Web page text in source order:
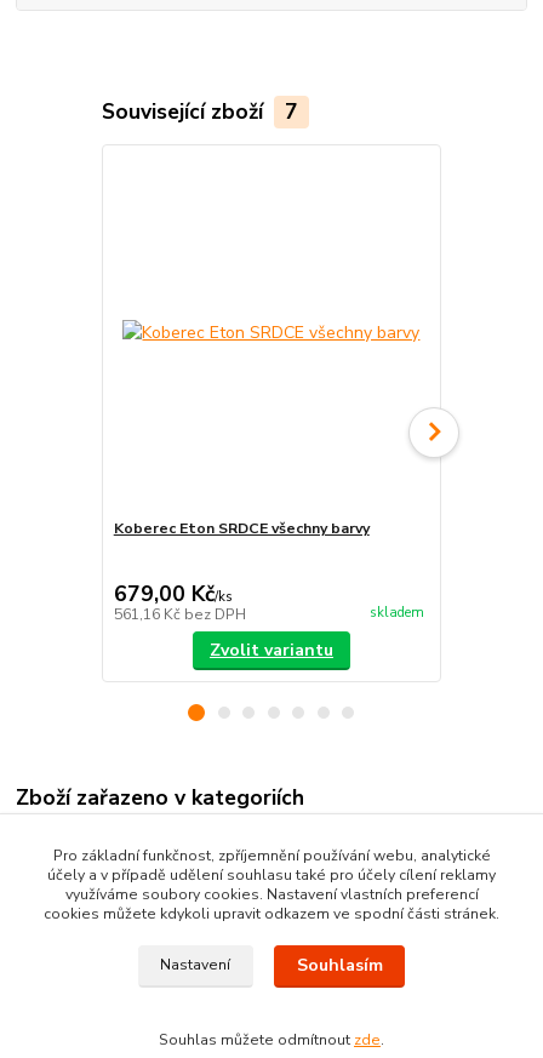
Související zboží 7
Koberec Eton SRDCE všechny barvy
679,00 Kč/ks
561,16 Kč bez DPH skladem
Zvolit variantu
Zboží zařazeno v kategoriích
Moderní kusové koberce
Pro základní funkčnost, zpříjemnění používání webu, analytické
účely a v případě udělení souhlasu také pro účely cílení reklamy
využíváme soubory cookies. Nastavení vlastních preferencí
cookies můžete kdykoli upravit odkazem ve spodní části stránek.
Nastavení Souhlasím
Souhlas můžete odmítnout zde.